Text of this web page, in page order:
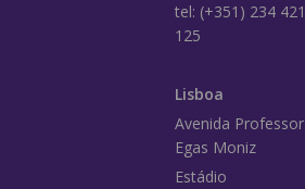
tel: (+351) 234 421
125
Lisboa
Avenida Professor
Egas Moniz
Estádio